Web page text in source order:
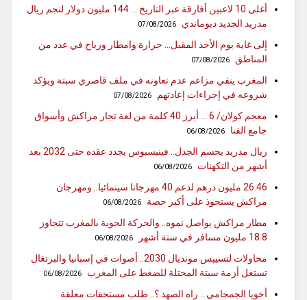
أغلى 10 لاعبين أفارقة عبر التاريخ … 144 مليون دولار لنجم ريال
مدريد الجديد ديوماندي
07/08/2026
إلى غاية يوم الأحد المقبل… حرارة وامطار ورياح في عدد من
المناطق
07/08/2026
المغرب ينفي مزاعم عدم تعاونه في ملف قاصري سبتة ويؤكد
شروعه في إجراءات إعادتهم
07/08/2026
معجم كولان/ 6 … أبرز 40 كلمة من لغة تجار مراكش وأسواق
جامع الفنا
06/08/2026
ريال مدريد يحسم الجدل.. فينيسيوس يجدد عقده حتى 2032 بعد
أشهر من التكهنات
06/08/2026
26.46 مليون درهم لدعم 40 مهرجانا سينمائيا.. ومهرجان
مراكش يستحوذ على أكبر حصة
06/08/2026
مطار مراكش يواصل نموه.. والحركة الجوية بالمغرب تتجاوز
18.8 مليون مسافر في ستة أشهر
06/08/2026
محاولات لتسييس مونديال 2030.. أصوات في إسبانيا والبرتغال
تستغل أزمة سبتة المحتلة للضغط على المغرب
06/08/2026
أخويا الجمجامي .. راه الصهد ؟.. طلب مستحقات معلقة